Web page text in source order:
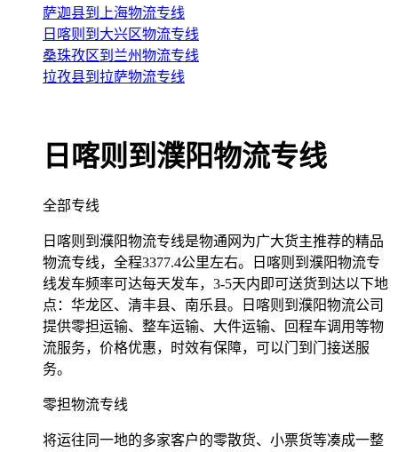
萨迦县到上海物流专线
日喀则到大兴区物流专线
桑珠孜区到兰州物流专线
拉孜县到拉萨物流专线
日喀则到濮阳物流专线
全部专线
日喀则到濮阳物流专线是物通网为广大货主推荐的精品
物流专线，全程3377.4公里左右。日喀则到濮阳物流专
线发车频率可达每天发车，3-5天内即可送货到达以下地
点：华龙区、清丰县、南乐县。日喀则到濮阳物流公司
提供零担运输、整车运输、大件运输、回程车调用等物
流服务，价格优惠，时效有保障，可以门到门接送服
务。
零担物流专线
将运往同一地的多家客户的零散货、小票货等凑成一整